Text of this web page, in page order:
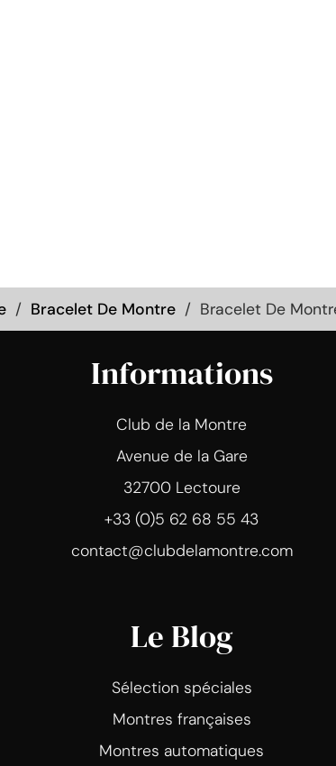
Bracelet De Montre Bracelet De
Informations
Club de la Montre
Avenue de la Gare
32700 Lectoure
+33 (0)5 62 68 55 43
contact@clubdelamontre.com
Le Blog
Sélection spéciales
Montres françaises
Montres automatiques